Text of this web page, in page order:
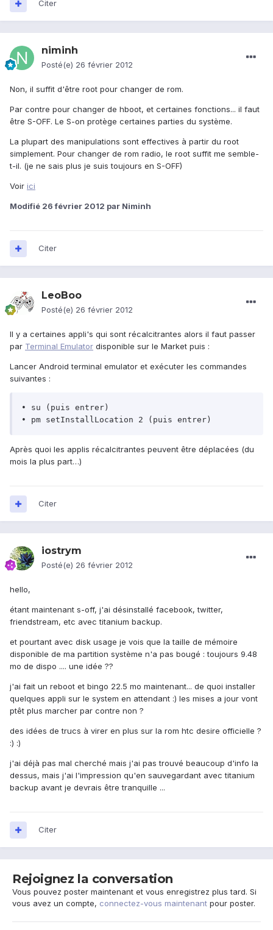
Citer
niminh
Posté(e) 26 février 2012
Non, il suffit d'être root pour changer de rom.
Par contre pour changer de hboot, et certaines fonctions... il faut
être S-OFF. Le S-on protège certaines parties du système.
La plupart des manipulations sont effectives à partir du root
simplement. Pour changer de rom radio, le root suffit me semble-
t-il. (je ne sais plus je suis toujours en S-OFF)
Voir ici
Modifié 26 février 2012 par Niminh
Citer
LeoBoo
Posté(e) 26 février 2012
Il y a certaines appli's qui sont récalcitrantes alors il faut passer
par Terminal Emulator disponible sur le Market puis :
Lancer Android terminal emulator et exécuter les commandes
suivantes :
• su (puis entrer)
Après quoi les applis récalcitrantes peuvent être déplacées (du
mois la plus part…)
Citer
iostrym
Posté(e) 26 février 2012
hello,
étant maintenant s-off, j'ai désinstallé facebook, twitter,
friendstream, etc avec titanium backup.
et pourtant avec disk usage je vois que la taille de mémoire
disponible de ma partition système n'a pas bougé : toujours 9.48
mo de dispo .... une idée ??
j'ai fait un reboot et bingo 22.5 mo maintenant... de quoi installer
quelques appli sur le system en attendant :) les mises a jour vont
ptêt plus marcher par contre non ?
des idées de trucs à virer en plus sur la rom htc desire officielle ?
:) :)
j'ai déjà pas mal cherché mais j'ai pas trouvé beaucoup d'info la
dessus, mais j'ai l'impression qu'en sauvegardant avec titanium
backup avant je devrais être tranquille ...
Citer
Rejoignez la conversation
Vous pouvez poster maintenant et vous enregistrez plus tard. Si
vous avez un compte, connectez-vous maintenant pour poster.